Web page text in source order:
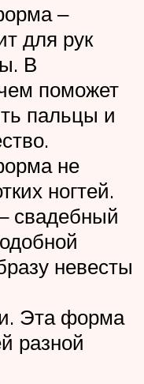
‒
для рук
В
поможет
пальцы и
не
ногтей.
свадебный
невесты
Эта форма
разной